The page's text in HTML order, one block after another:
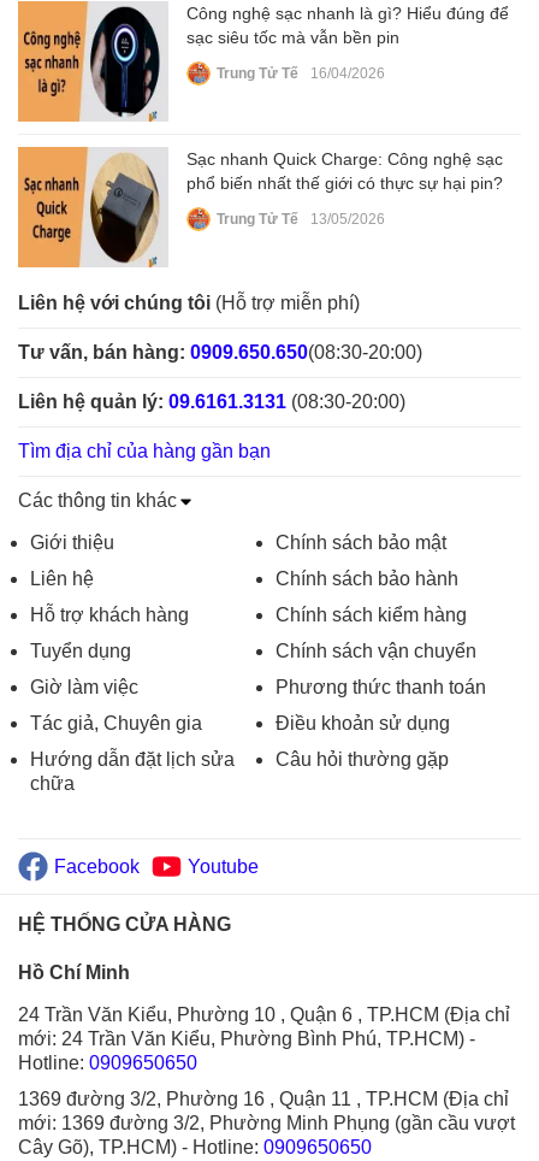
Công nghệ sạc nhanh là gì? Hiểu đúng để
sạc siêu tốc mà vẫn bền pin
Trung Tử Tế 16/04/2026
Sạc nhanh Quick Charge: Công nghệ sạc
phổ biến nhất thế giới có thực sự hại pin?
Trung Tử Tế 13/05/2026
Liên hệ với chúng tôi (Hỗ trợ miễn phí)
Tư vấn, bán hàng: 0909.650.650(08:30-20:00)
Liên hệ quản lý: 09.6161.3131 (08:30-20:00)
Tìm địa chỉ của hàng gần bạn
Các thông tin khác
Giới thiệu
Liên hệ
Hỗ trợ khách hàng
Tuyển dụng
Giờ làm việc
Tác giả, Chuyên gia
Hướng dẫn đặt lịch sửa
chữa
Chính sách bảo mật
Chính sách bảo hành
Chính sách kiểm hàng
Chính sách vận chuyển
Phương thức thanh toán
Điều khoản sử dụng
Câu hỏi thường gặp
Facebook Youtube
HỆ THỐNG CỬA HÀNG
Hồ Chí Minh
24 Trần Văn Kiểu, Phường 10 , Quận 6 , TP.HCM (Địa chỉ
mới: 24 Trần Văn Kiểu, Phường Bình Phú, TP.HCM) -
Hotline: 0909650650
1369 đường 3/2, Phường 16 , Quận 11 , TP.HCM (Địa chỉ
mới: 1369 đường 3/2, Phường Minh Phụng (gần cầu vượt
Cây Gõ), TP.HCM) - Hotline: 0909650650